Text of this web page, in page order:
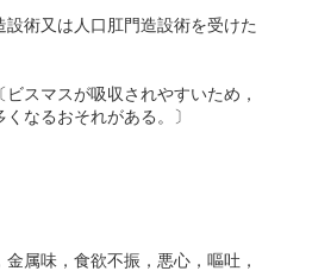
術又は人口肛門造設術を受けた
スマスが吸収されやすいため，
なるおそれがある。〕
属味，食欲不振，悪心，嘔吐，